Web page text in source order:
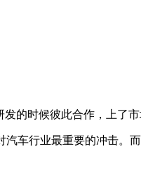
时候彼此合作，上了市
车行业最重要的冲击。